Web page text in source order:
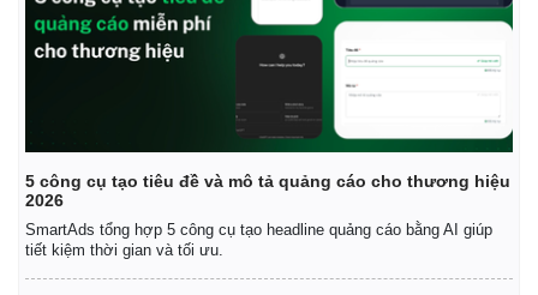
Quan sát
Cuộc sống đó đây
Video
E-Magazine
Infographic
5 công cụ tạo tiêu đề và mô tả quảng cáo cho thương hiệu
2026
SmartAds tổng hợp 5 công cụ tạo headline quảng cáo bằng AI giúp
tiết kiệm thời gian và tối ưu.